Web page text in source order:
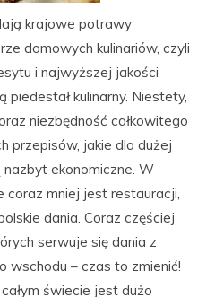
krajowe potrawy
domowych kulinariów, czyli
i najwyższej jakości
piedestał kulinarny. Niestety,
niezbędność całkowitego
przepisów, jakie dla dużej
ekonomiczne. W
mniej jest restauracji,
dania. Coraz częściej
serwuje się dania z
wschodu – czas to zmienić!
świecie jest dużo